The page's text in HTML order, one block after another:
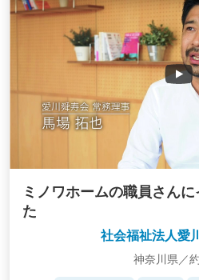
ミノワホームの職員さん
た
社会福祉法人愛
神奈川県／